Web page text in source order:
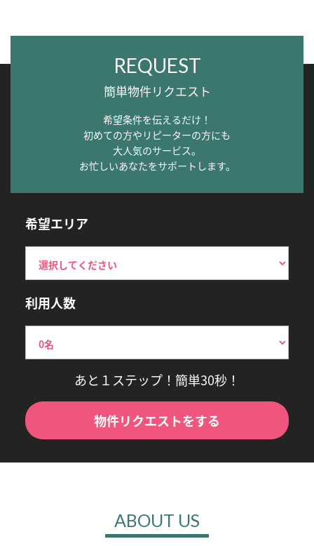
REQUEST
簡単物件リクエスト
希望条件を伝えるだけ！
初めての方やリピーターの方にも
大人気のサービス。
お忙しいあなたをサポートします。
希望エリア
利用人数
あと１ステップ！簡単30秒！
物件リクエストをする
ABOUT US